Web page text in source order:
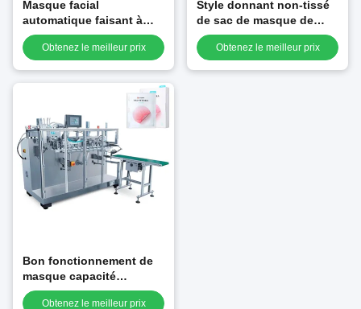
Masque facial
automatique faisant à
panneau d'écran tactile
de machine l'opération
Obtenez le meilleur prix
Style donnant non-tissé
de sac de masque de
machine semi
automatique de paquet
Obtenez le meilleur prix
Bon fonctionnement de
masque capacité
économiseuse d'énergie
Obtenez le meilleur prix